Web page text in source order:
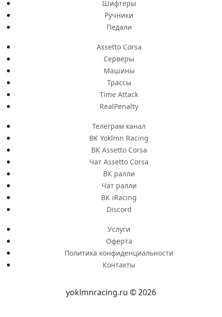
Шифтеры
Ручники
Педали
Assetto Corsa
Серверы
Машины
Трассы
Time Attack
RealPenalty
Телеграм канал
ВК Yoklmn Racing
ВК Assetto Corsa
Чат Assetto Corsa
ВК ралли
Чат ралли
ВК iRacing
Discord
Услуги
Оферта
Политика конфиденциальности
Контакты
yoklmnracing.ru © 2026